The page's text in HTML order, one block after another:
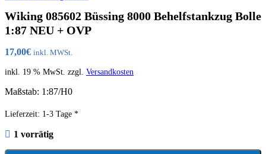
Wiking 085602 Büssing 8000 Behelfstankzug Bolle
1:87 NEU + OVP
17,00€ inkl. MWSt.
inkl. 19 % MwSt. zzgl. Versandkosten
Maßstab: 1:87/H0
Lieferzeit: 1-3 Tage *
1 vorrätig